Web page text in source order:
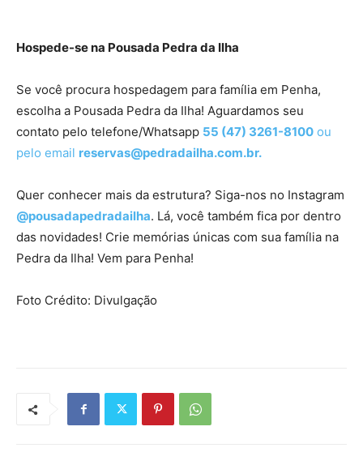
Hospede-se na Pousada Pedra da Ilha
Se você procura hospedagem para família em Penha,
escolha a Pousada Pedra da Ilha! Aguardamos seu
contato pelo telefone/Whatsapp 55 (47) 3261-8100 ou
pelo email reservas@pedradailha.com.br.
Quer conhecer mais da estrutura? Siga-nos no Instagram
@pousadapedradailha. Lá, você também fica por dentro
das novidades! Crie memórias únicas com sua família na
Pedra da Ilha! Vem para Penha!
Foto Crédito: Divulgação